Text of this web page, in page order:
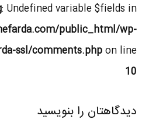
: Undefined variable $fields in
public_html/wp-
ssl/comments.phpon line
10
دیدگاهتان را بنویسید